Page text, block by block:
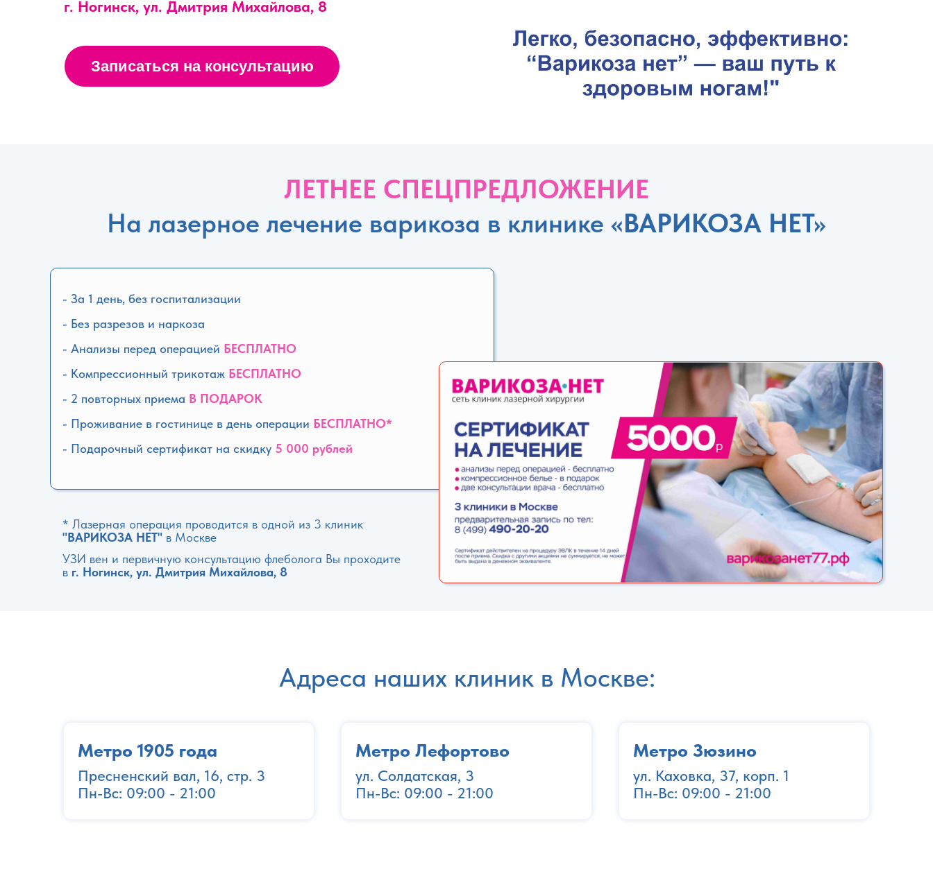
г. Ногинск, ул. Дмитрия Михайлова, 8
Записаться на консультацию
ЛЕТНЕЕ СПЕЦПРЕДЛОЖЕНИЕ
На лазерное лечение варикоза в клинике «ВАРИКОЗА НЕТ»
УЗИ вен и первичную консультацию флеболога Вы проходите
в г. Ногинск, ул. Дмитрия Михайлова, 8
- За 1 день, без госпитализации
- Без разрезов и наркоза
- Анализы перед операцией БЕСПЛАТНО
- Компрессионный трикотаж БЕСПЛАТНО
- 2 повторных приема В ПОДАРОК
- Проживание в гостинице в день операции БЕСПЛАТНО*
- Подарочный сертификат на скидку 5 000 рублей
* Лазерная операция проводится в одной из 3 клиник
"ВАРИКОЗА НЕТ" в Москве
Метро 1905 года
Пресненский вал, 16, стр. 3
Пн-Вс: 09:00 - 21:00
Метро Лефортово
ул. Солдатская, 3
Пн-Вс: 09:00 - 21:00
Метро Зюзино
ул. Каховка, 37, корп. 1
Пн-Вс: 09:00 - 21:00
Адреса наших клиник в Москве: